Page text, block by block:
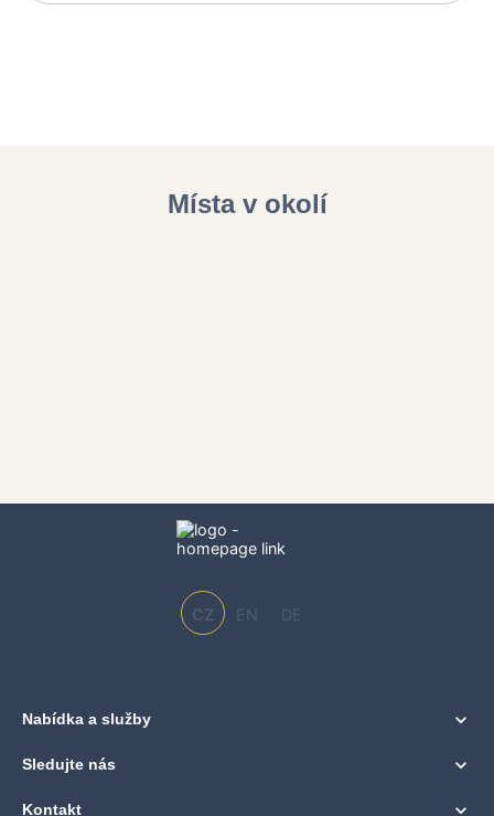
Místa v okolí
CZ EN DE
Nabídka a služby
Sledujte nás
Kontakt